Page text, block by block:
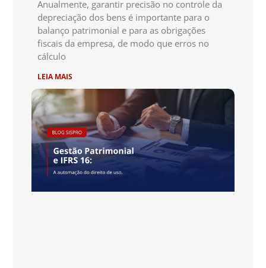
Anualmente, garantir precisão no controle da
depreciação dos bens é importante para o
balanço patrimonial e para as obrigações
fiscais da empresa, de modo que erros no
cálculo
LEIA MAIS